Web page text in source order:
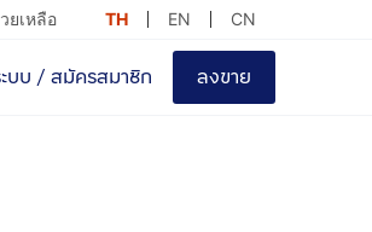
ยเหลือ TH EN CN
บบ / สมัครสมาชิก ลงขาย